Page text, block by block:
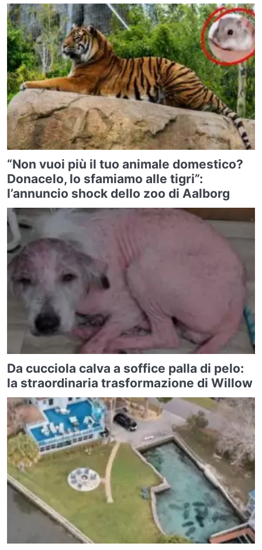
“Non vuoi più il tuo animale domestico?
Donacelo, lo sfamiamo alle tigri”:
l’annuncio shock dello zoo di Aalborg
Da cucciola calva a soffice palla di pelo:
la straordinaria trasformazione di Willow